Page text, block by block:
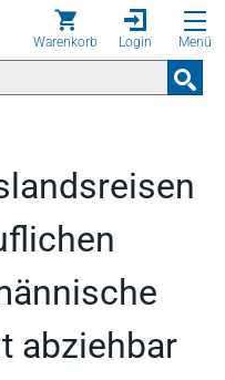
Warenkorb Login Menü
abziehbar